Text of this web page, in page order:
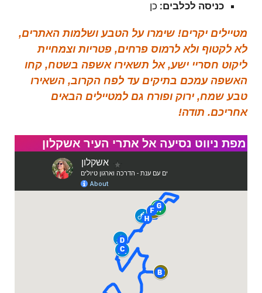
כניסה לכלבים: כן
מטיילים יקרים! שימרו על הטבע ושלמות האתרים,
לא לקטוף ולא לרמוס פרחים, פטריות וצמחיית
ליקוט חסריי ישע, אל תשאירו אשפה בשטח, קחו
האשפה עמכם בתיקים עד לפח הקרוב, השאירו
טבע שמח, ירוק ופורח גם למטיילים הבאים
אחריכם. תודה!
מפת ניווט נסיעה אל אתרי העיר אשקלון